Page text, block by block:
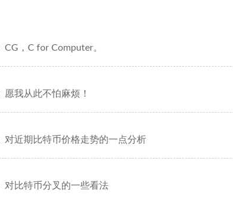
CG，C for Computer。
愿我从此不怕麻烦！
对近期比特币价格走势的一点分析
对比特币分叉的一些看法